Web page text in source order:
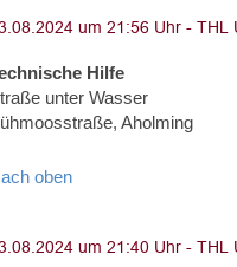
Hilfe
unter Wasser
Aholming
oben